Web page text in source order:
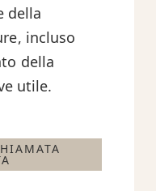
della
incluso
della
utile.